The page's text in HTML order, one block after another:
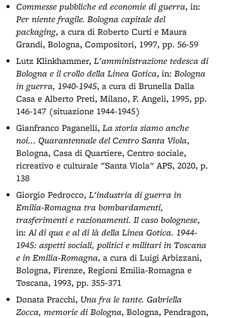
Commesse pubbliche ed economie di guerra, in:
Per niente fragile. Bologna capitale del
packaging, a cura di Roberto Curti e Maura
Grandi, Bologna, Compositori, 1997, pp. 56-59
Lutz Klinkhammer, L'amministrazione tedesca di
Bologna e il crollo della Linea Gotica, in: Bologna
in guerra, 1940-1945, a cura di Brunella Dalla
Casa e Alberto Preti, Milano, F. Angeli, 1995, pp.
146-147 (situazione 1944-1945)
Gianfranco Paganelli, La storia siamo anche
noi... Quarantennale del Centro Santa Viola,
Bologna, Casa di Quartiere, Centro sociale,
ricreativo e culturale "Santa Viola" APS, 2020, p.
138
Giorgio Pedrocco, L'industria di guerra in
Emilia-Romagna tra bombardamenti,
trasferimenti e razionamenti. Il caso bolognese,
in:Al di qua e al di là della Linea Gotica. 1944-
1945: aspetti sociali, politici e militari in Toscana
e in Emilia-Romagna, a cura di Luigi Arbizzani,
Bologna, Firenze, Regioni Emilia-Romagna e
Toscana, 1993, pp. 355-371
Donata Pracchi, Una fra le tante. Gabriella
Zocca, memorie di Bologna, Bologna, Pendragon,